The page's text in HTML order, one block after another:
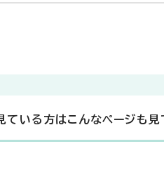
ている方はこんなページも見